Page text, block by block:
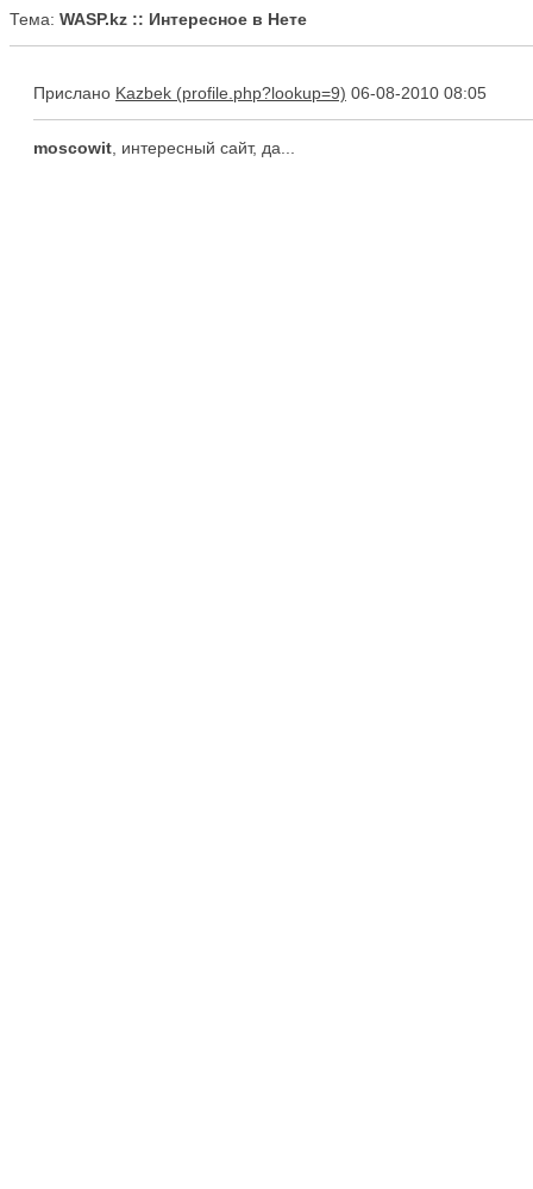
Тема: WASP.kz :: Интересное в Нете
Прислано Kazbek 06-08-2010 08:05
moscowit , интересный сайт, да...